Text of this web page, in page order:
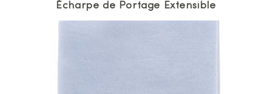
Écharpe de Portage Extensible